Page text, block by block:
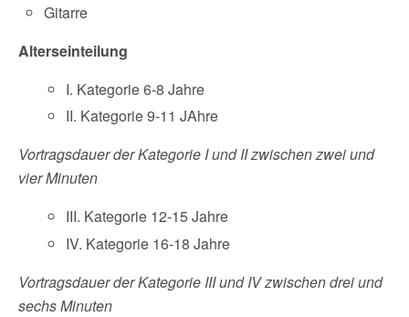
Gitarre
Alterseinteilung
I. Kategorie 6-8 Jahre
II. Kategorie 9-11 JAhre
Vortragsdauer der Kategorie I und II zwischen zwei und
vier Minuten
III. Kategorie 12-15 Jahre
IV. Kategorie 16-18 Jahre
Vortragsdauer der Kategorie III und IV zwischen drei und
sechs Minuten